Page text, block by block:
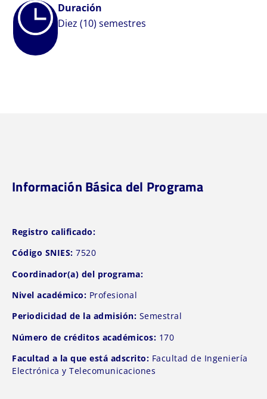
Duración
Diez (10) semestres
Información Básica del Programa
Registro calificado:
Código SNIES: 7520
Coordinador(a) del programa:
Nivel académico: Profesional
Periodicidad de la admisión: Semestral
Número de créditos académicos: 170
Facultad a la que está adscrito: Facultad de Ingeniería
Electrónica y Telecomunicaciones